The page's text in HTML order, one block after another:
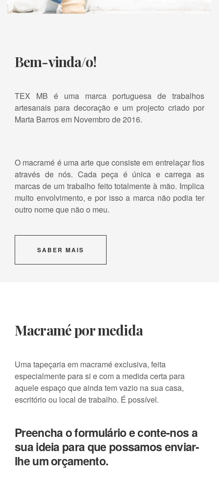
Bem-vinda/o!
TEX MB é uma marca portuguesa de trabalhos
artesanais para decoração e um projecto criado por
Marta Barros em Novembro de 2016.
O macramé é uma arte que consiste em entrelaçar fios
através de nós. Cada peça é única e carrega as
marcas de um trabalho feito totalmente à mão. Implica
muito envolvimento, e por isso a marca não podia ter
outro nome que não o meu.
SABER MAIS
Macramé por medida
Uma tapeçaria em macramé exclusiva, feita
especialmente para si e com a medida certa para
aquele espaço que ainda tem vazio na sua casa,
escritório ou local de trabalho. É possível.
Preencha o formulário e conte-nos a
sua ideia para que possamos enviar-
lhe um orçamento.